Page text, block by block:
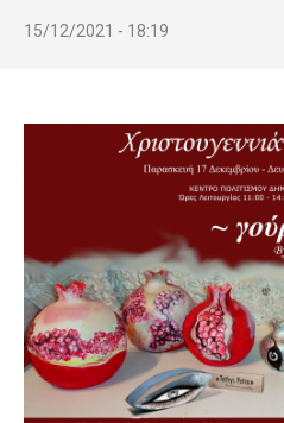
15/12/2021 - 18:19